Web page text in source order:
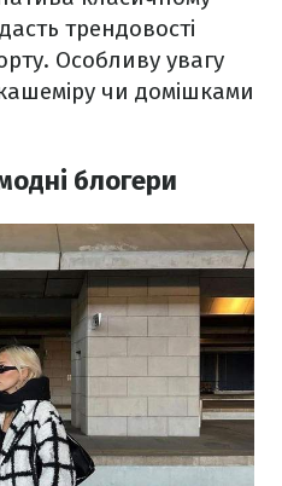
трендовості
Особливу увагу
чи домішками
блогери